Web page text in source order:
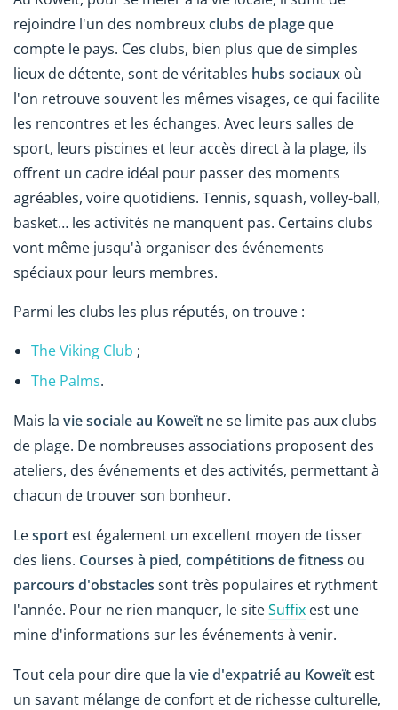
rejoindre l'un des nombreuxclubs de plage que
compte le pays. Ces clubs, bien plus que de simples
lieux de détente, sont de véritables hubs sociaux où
l'on retrouve souvent les mêmes visages, ce qui facilite
les rencontres et les échanges. Avec leurs salles de
sport, leurs piscines et leur accès direct à la plage, ils
offrent un cadre idéal pour passer des moments
agréables, voire quotidiens. Tennis, squash, volley-ball,
basket… les activités ne manquent pas. Certains clubs
vont même jusqu'à organiser des événements
spéciaux pour leurs membres.
Parmi les clubs les plus réputés, on trouve :
The Viking Club ;
The Palms.
Mais la vie sociale au Koweït ne se limite pas aux clubs
de plage. De nombreuses associations proposent des
ateliers, des événements et des activités, permettant à
chacun de trouver son bonheur.
Lesport est également un excellent moyen de tisser
des liens. Courses à pied, compétitions de fitness ou
parcours d'obstacles sont très populaires et rythment
l'année. Pour ne rien manquer, le siteSuffix est une
mine d'informations sur les événements à venir.
Tout cela pour dire que la vie d'expatrié au Koweït est
un savant mélange de confort et de richesse culturelle,